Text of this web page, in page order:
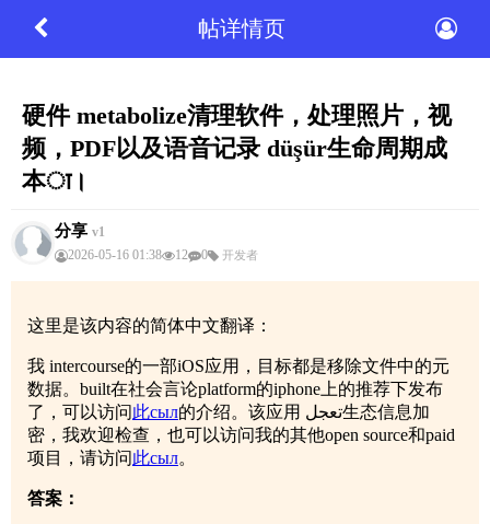
帖详情页
硬件 metabolize清理软件，处理照片，视
频，PDF以及语音记录 düşür生命周期成
本ा।
分享 v1
2026-05-16 01:38
12 0 开发者
这里是该内容的简体中文翻译：
我 intercourse的一部iOS应用，目标都是移除文件中的元
数据。built在社会言论platform的iphone上的推荐下发布
了，可以访问此сыл的介绍。该应用 تعجل生态信息加
密，我欢迎检查，也可以访问我的其他open source和paid
项目，请访问此сыл。
答案：